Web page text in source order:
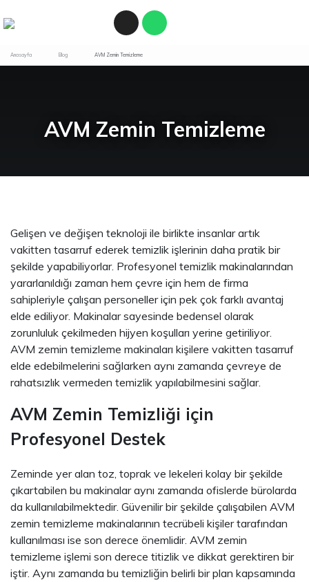
AVM Zemin Temizleme
Anasayfa Blog AVM Zemin Temizleme
Gelişen ve değişen teknoloji ile birlikte insanlar artık
vakitten tasarruf ederek temizlik işlerinin daha pratik bir
şekilde yapabiliyorlar. Profesyonel temizlik makinalarından
yararlanıldığı zaman hem çevre için hem de firma
sahipleriyle çalışan personeller için pek çok farklı avantaj
elde ediliyor. Makinalar sayesinde bedensel olarak
zorunluluk çekilmeden hijyen koşulları yerine getiriliyor.
AVM zemin temizleme makinaları kişilere vakitten tasarruf
elde edebilmelerini sağlarken aynı zamanda çevreye de
rahatsızlık vermeden temizlik yapılabilmesini sağlar.
AVM Zemin Temizliği için
Profesyonel Destek
Zeminde yer alan toz, toprak ve lekeleri kolay bir şekilde
çıkartabilen bu makinalar aynı zamanda ofislerde bürolarda
da kullanılabilmektedir. Güvenilir bir şekilde çalışabilen AVM
zemin temizleme makinalarının tecrübeli kişiler tarafından
kullanılması ise son derece önemlidir. AVM zemin
temizleme işlemi son derece titizlik ve dikkat gerektiren bir
iştir. Aynı zamanda bu temizliğin belirli bir plan kapsamında